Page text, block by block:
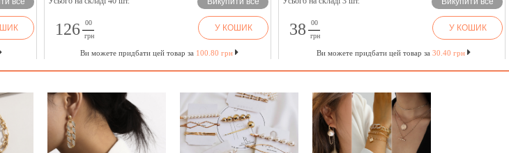
126
00
грн
У КОШИК
Ви можете придбати цей товар за 100.80 грн
38
00
грн
У КОШИК
Ви можете придбати цей товар за 30.40 грн